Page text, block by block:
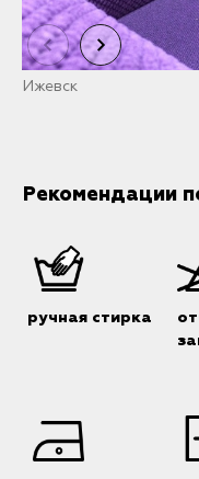
Ижевск
Рекомендации
ручная стирка